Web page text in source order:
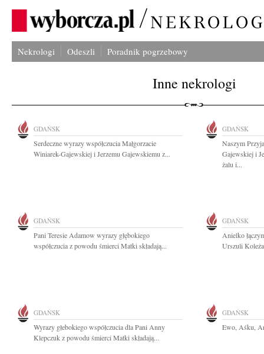
Nekrologi Odeszli Poradnik pogrzebowy
Inne nekrologi
GDAŃSK
Serdeczne wyrazy współczucia Małgorzacie
Winiarek-Gajewskiej i Jerzemu Gajewskiemu z...
GDAŃSK
Naszym
Gajewskiej i
żalu i...
GDAŃSK
Pani Teresie Adamow wyrazy głębokiego
współczucia z powodu śmierci Matki składają...
GDAŃSK
Anielko
Urszuli
GDAŃSK
Wyrazy głebokiego współczucia dla Pani Anny
Klepczuk z powodu śmierci Matki składają...
GDAŃSK
Ewo, Aśku,